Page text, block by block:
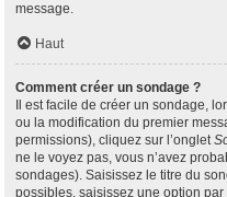
message.
Haut
Comment créer un sondage ?
Il est facile de créer un sondage,
ou la modification du premier
permissions), cliquez sur l’onglet
ne le voyez pas, vous n’avez
sondages). Saisissez le titre du
possibles, saisissez une option